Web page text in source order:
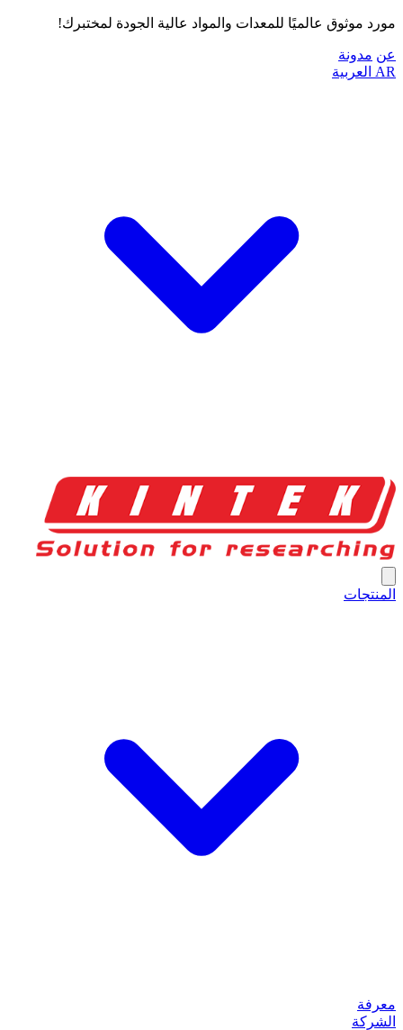
مورد موثوق عالميًا للمعدات والمواد عالية الجودة لمختبرك!
عن مدونة
AR العربية
المنتجات
معرفة
الشركة